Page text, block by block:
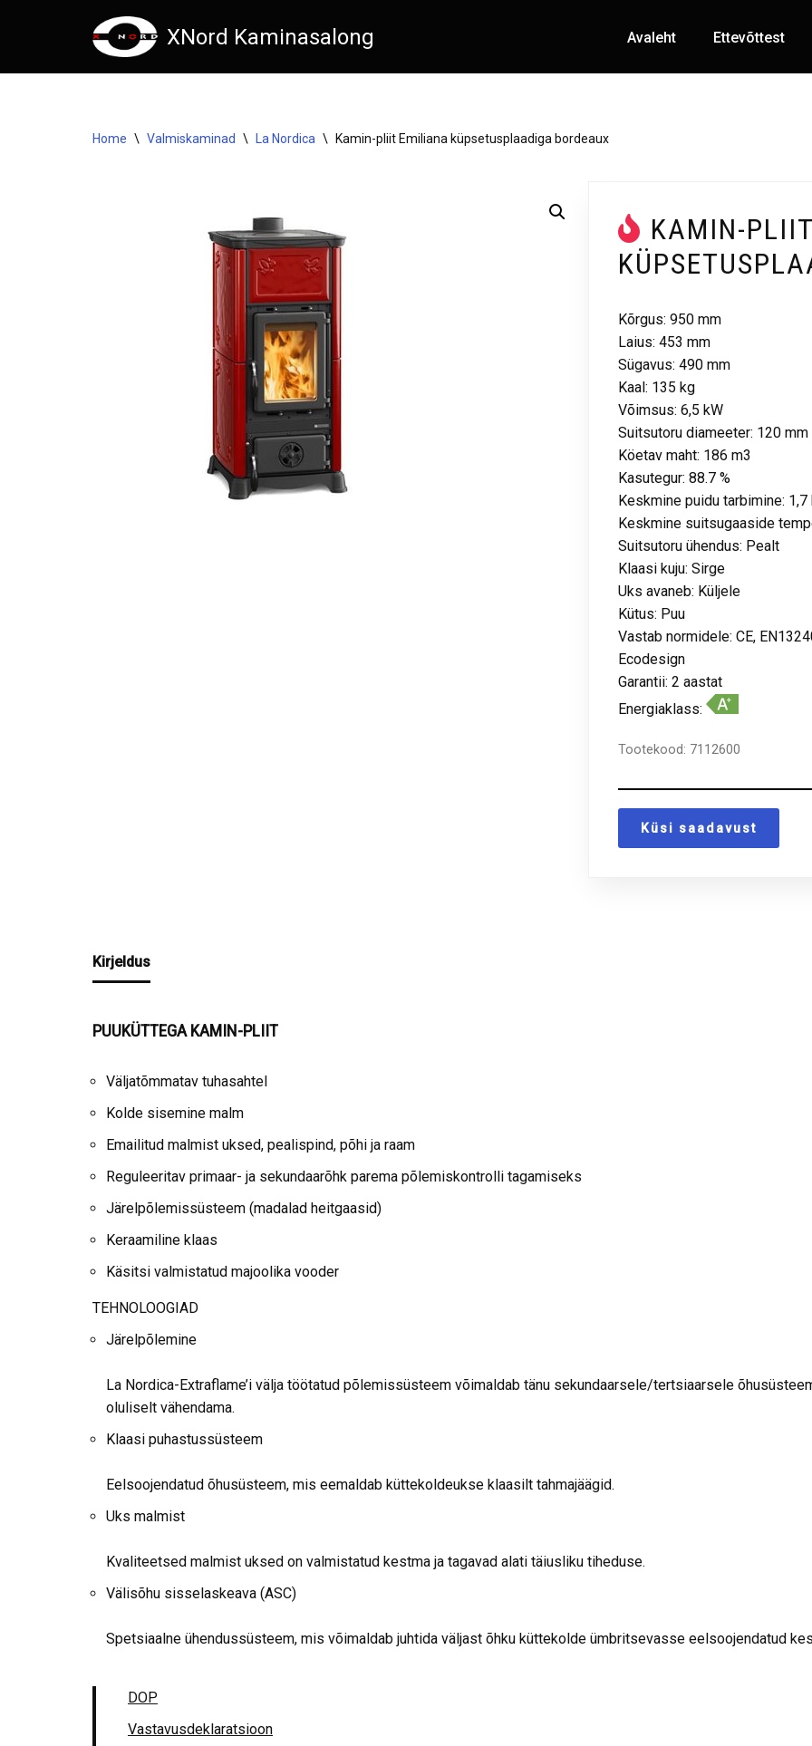
to
XNord Kaminasalong Avaleht Ettevõttest
Home \ Valmiskaminad \ La Nordica \ Kamin-pliit Emiliana küpsetusplaadiga bordeaux
KAMIN-
Kõrgus: 950 mm
Laius: 453 mm
Sügavus: 490 mm
Kaal: 135 kg
Võimsus: 6,5 kW
Suitsutoru diameeter: 120 mm
Köetav maht: 186 m3
Kasutegur: 88.7 %
Keskmine puidu tarbimine:
Keskmine suitsugaaside
Suitsutoru ühendus: Pealt
Klaasi kuju: Sirge
Uks avaneb: Küljele
Kütus: Puu
Vastab normidele: CE,
Ecodesign
Garantii: 2 aastat
Energiaklass:
Tootekood: 7112600
Küsi saadavust
Kirjeldus
PUUKÜTTEGA KAMIN-PLIIT
Väljatõmmatav tuhasahtel
Kolde sisemine malm
Emailitud malmist uksed, pealispind, põhi ja raam
Reguleeritav primaar- ja sekundaarõhk parema põlemiskontrolli tagamiseks
Järelpõlemissüsteem (madalad heitgaasid)
Keraamiline klaas
Käsitsi valmistatud majoolika vooder
TEHNOLOOGIAD
Järelpõlemine
La Nordica-Extraflame’i välja töötatud põlemissüsteem võimaldab tänu sekundaarsele/tertsiaarsele
oluliselt vähendama.
Klaasi puhastussüsteem
Eelsoojendatud õhusüsteem, mis eemaldab küttekoldeukse klaasilt tahmajäägid.
Uks malmist
Kvaliteetsed malmist uksed on valmistatud kestma ja tagavad alati täiusliku tiheduse.
Välisõhu sisselaskeava (ASC)
Spetsiaalne ühendussüsteem, mis võimaldab juhtida väljast õhku küttekolde ümbritsevasse eelsoojendatud
DOP
Vastavusdeklaratsioon